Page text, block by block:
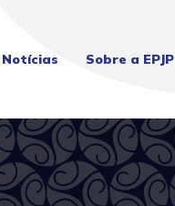
Notícias Sobre a EPJP